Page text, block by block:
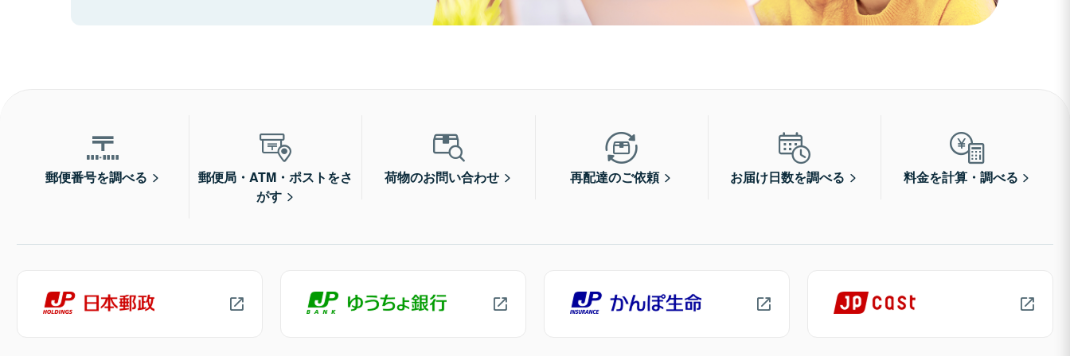
郵便番号を調べる
郵便局・ATM・ポストをさ
がす
荷物のお問い合わせ 再配達のご依頼 お届け日数を調べる 料金を計算・調べる